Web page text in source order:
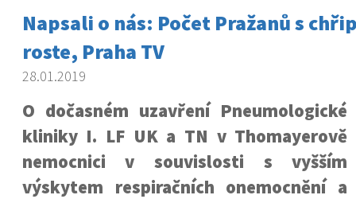
Napsali o nás: Počet Pražanů s
roste, Praha TV
28.01.2019
O dočasném uzavření Pneumologické
kliniky I. LF UK a TN v Thomayerově
nemocnici v souvislosti s vyšším
výskytem respiračních onemocnění a